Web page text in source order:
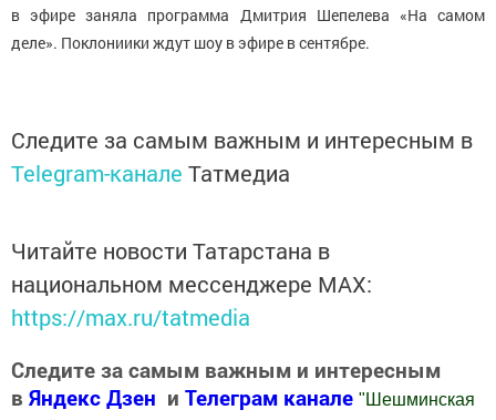
в эфире заняла программа Дмитрия Шепелева «На самом
деле». Поклониики ждут шоу в эфире в сентябре.
Следите за самым важным и интересным в
Telegram-канале Татмедиа
Читайте новости Татарстана в
национальном мессенджере MАХ:
https://max.ru/tatmedia
Следите за самым важным и интересным
в Яндекс Дзен и Телеграм канале "Шешминская